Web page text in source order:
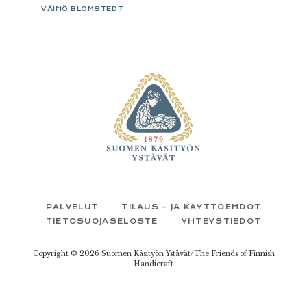
VÄINÖ BLOMSTEDT
PALVELUT
TILAUS – JA KÄYTTÖEHDOT
TIETOSUOJASELOSTE
YHTEYSTIEDOT
Copyright © 2026 Suomen Käsityön Ystävät/The Friends of Finnish
Handicraft